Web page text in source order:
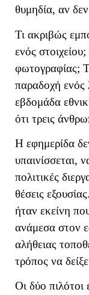
θυμηδία, αν
Τι ακριβώς
ενός
φωτογραφίας;
παραδοχή ενός
εβδομάδα
ότι τρεις
Η εφημερίδα
υπαινίσσεται,
πολιτικές
θέσεις
ήταν εκείνη
ανάμεσα στον
αλήθειας
τρόπος να
Οι δύο